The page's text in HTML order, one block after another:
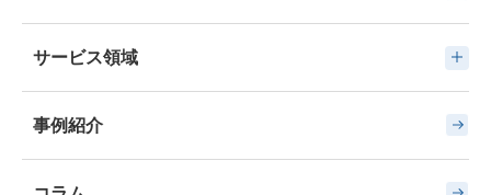
サービス領域
事例紹介